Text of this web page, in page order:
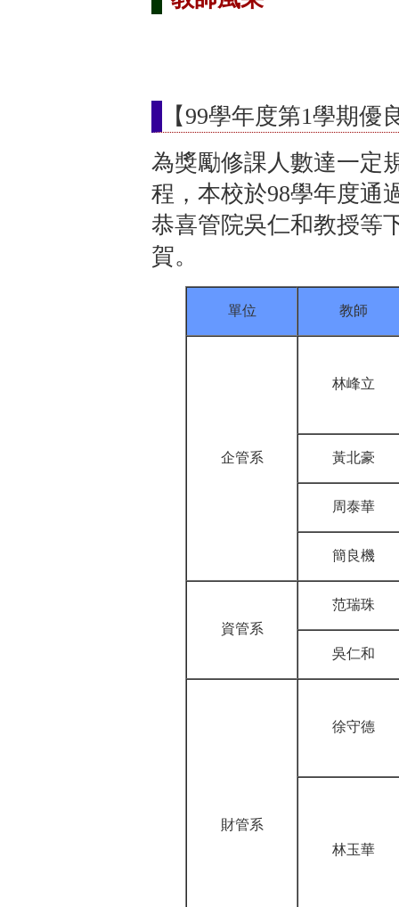
【99學年度第1學期優
為獎勵修課人數達一定
程，本校於98學年度通
恭喜管院吳仁和教授等
賀。
單位 教師
企管系
林峰立
黃北豪
周泰華
簡良機
資管系
范瑞珠
吳仁和
財管系
徐守德
林玉華